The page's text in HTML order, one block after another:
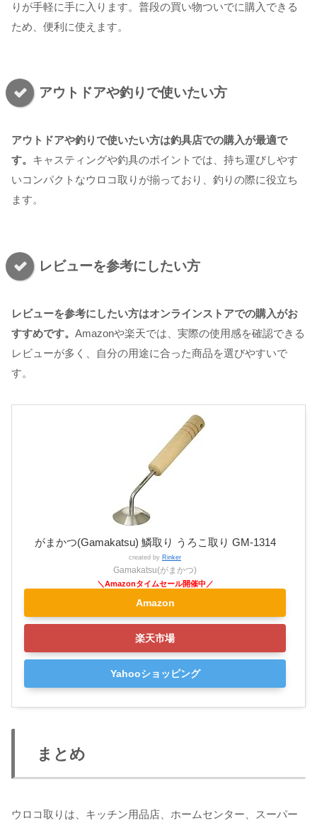
りが手軽に手に入ります。普段の買い物ついでに購入できる
ため、便利に使えます。
アウトドアや釣りで使いたい方
アウトドアや釣りで使いたい方は釣具店での購入が最適で
す。 キャスティングや釣具のポイントでは、持ち運びしやす
いコンパクトなウロコ取りが揃っており、釣りの際に役立ち
ます。
レビューを参考にしたい方
レビューを参考にしたい方はオンラインストアでの購入がお
すすめです。 Amazonや楽天では、実際の使用感を確認できる
レビューが多く、自分の用途に合った商品を選びやすいで
す。
がまかつ(Gamakatsu) 鱗取り うろこ取り GM-1314
created by Rinker
Gamakatsu(がまかつ)
Amazon
楽天市場
Yahooショッピング
まとめ
ウロコ取りは、キッチン用品店、ホームセンター、スーパー